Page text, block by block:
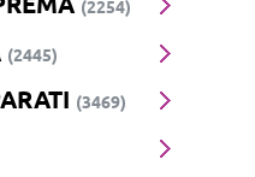
(2254)
(2445)
(3469)